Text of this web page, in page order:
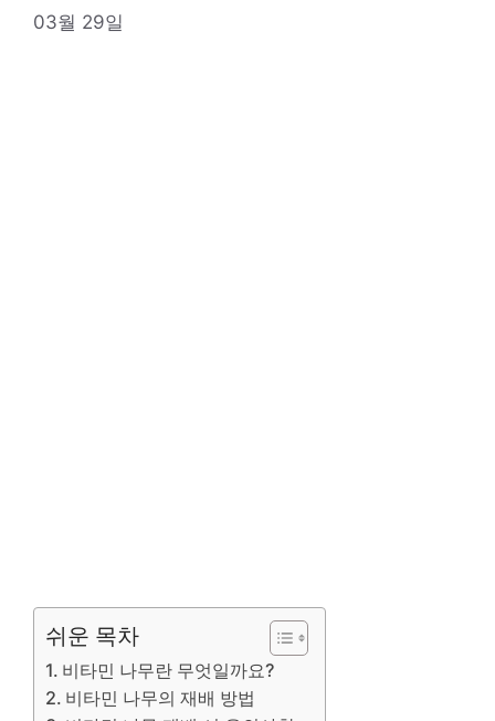
03월 29일
쉬운 목차
비타민 나무란 무엇일까요?
비타민 나무의 재배 방법